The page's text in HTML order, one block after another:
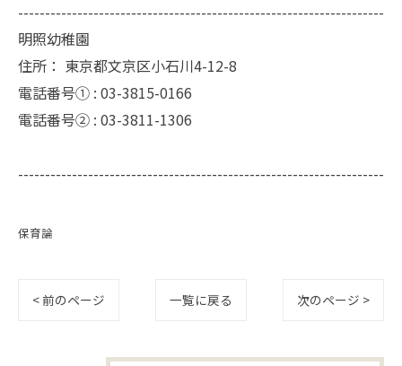
--------------------------------------------------------------------
明照幼稚園
住所： 東京都文京区小石川4-12-8
電話番号① : 03-3815-0166
電話番号② : 03-3811-1306
--------------------------------------------------------------------
保育論
< 前のページ 一覧に戻る 次のページ >